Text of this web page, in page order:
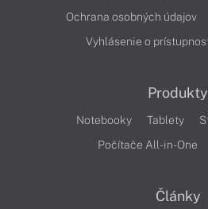
Ochrana osobných údajov
Vyhlásenie o
Produkty
Notebooky Tablety
Počítače All-in-One
Články